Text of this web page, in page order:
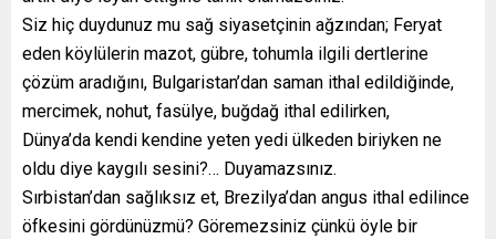
Siz hiç duydunuz mu sağ siyasetçinin ağzından; Feryat
eden köylülerin mazot, gübre, tohumla ilgili dertlerine
çözüm aradığını, Bulgaristan’dan saman ithal edildiğinde,
mercimek, nohut, fasülye, buğdağ ithal edilirken,
Dünya’da kendi kendine yeten yedi ülkeden biriyken ne
oldu diye kaygılı sesini?… Duyamazsınız.
Sırbistan’dan sağlıksız et, Brezilya’dan angus ithal edilince
öfkesini gördünüzmü? Göremezsiniz çünkü öyle bir